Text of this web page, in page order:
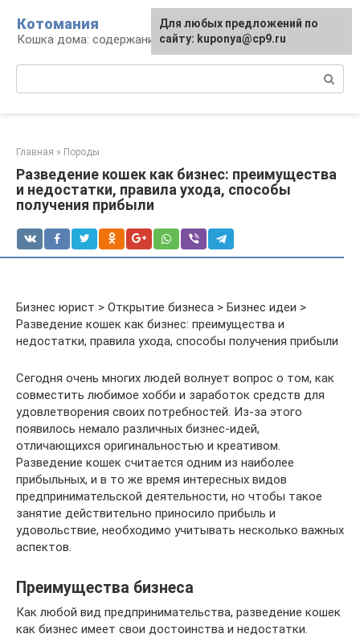
контенту
Котомания
Кошка дома: содержание и уход
Главная » Породы
Разведение кошек как бизнес: преимущества
и недостатки, правила ухода, способы
получения прибыли
Бизнес юрист > Открытие бизнеса > Бизнес идеи >
Разведение кошек как бизнес: преимущества и
недостатки, правила ухода, способы получения прибыли
Сегодня очень многих людей волнует вопрос о том, как
совместить любимое хобби и заработок средств для
удовлетворения своих потребностей. Из-за этого
появилось немало различных бизнес-идей,
отличающихся оригинальностью и креативом.
Разведение кошек считается одним из наиболее
прибыльных, и в то же время интересных видов
предпринимательской деятельности, но чтобы такое
занятие действительно приносило прибыль и
удовольствие, необходимо учитывать несколько важных
аспектов.
Преимущества бизнеса
Как любой вид предпринимательства, разведение кошек
как бизнес имеет свои достоинства и недостатки.
Для любых предложений по
сайту: kuponya@cp9.ru